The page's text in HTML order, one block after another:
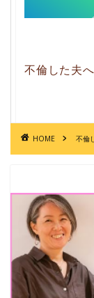
不倫した夫
HOME 不倫